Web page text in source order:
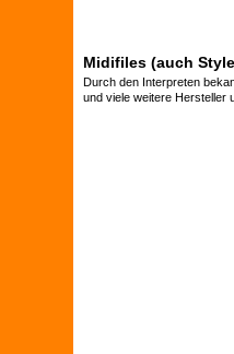
Midifiles (auch
Durch den Interpreten
und viele weitere Hersteller